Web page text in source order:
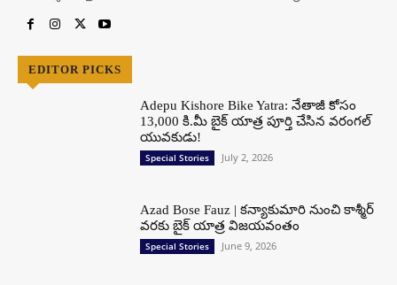
EDITOR PICKS
Adepu Kishore Bike Yatra: నేతాజీ కోసం
13,000 కి.మీ బైక్ యాత్ర పూర్తి చేసిన వరంగల్
యువకుడు!
Special Stories July 2, 2026
Azad Bose Fauz | కన్యాకుమారి నుంచి కాశ్మీర్
వరకు బైక్ యాత్ర విజయవంతం
Special Stories June 9, 2026